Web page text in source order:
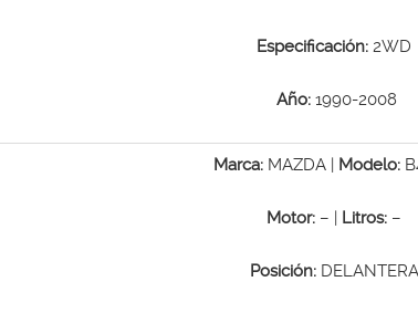
Especificación: 2WD
Año:1990-2008
Marca: MAZDA | Modelo:
Motor: – | Litros: –
Posición:DELANTERA